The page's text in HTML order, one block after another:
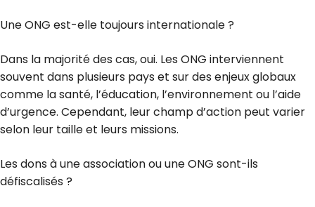
Une ONG est-elle toujours internationale ?
Dans la majorité des cas, oui. Les ONG interviennent
souvent dans plusieurs pays et sur des enjeux globaux
comme la santé, l’éducation, l’environnement ou l’aide
d’urgence. Cependant, leur champ d’action peut varier
selon leur taille et leurs missions.
Les dons à une association ou une ONG sont-ils
défiscalisés ?